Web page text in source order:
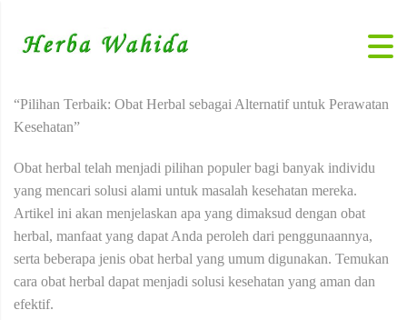
“Pilihan Terbaik: Obat Herbal sebagai Alternatif untuk Perawatan
Kesehatan”
Obat herbal telah menjadi pilihan populer bagi banyak individu
yang mencari solusi alami untuk masalah kesehatan mereka.
Artikel ini akan menjelaskan apa yang dimaksud dengan obat
herbal, manfaat yang dapat Anda peroleh dari penggunaannya,
serta beberapa jenis obat herbal yang umum digunakan. Temukan
cara obat herbal dapat menjadi solusi kesehatan yang aman dan
efektif.